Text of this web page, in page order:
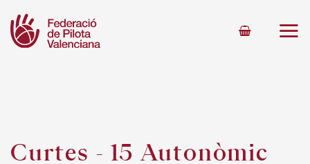
content
Curtes - 15 Autonòmic